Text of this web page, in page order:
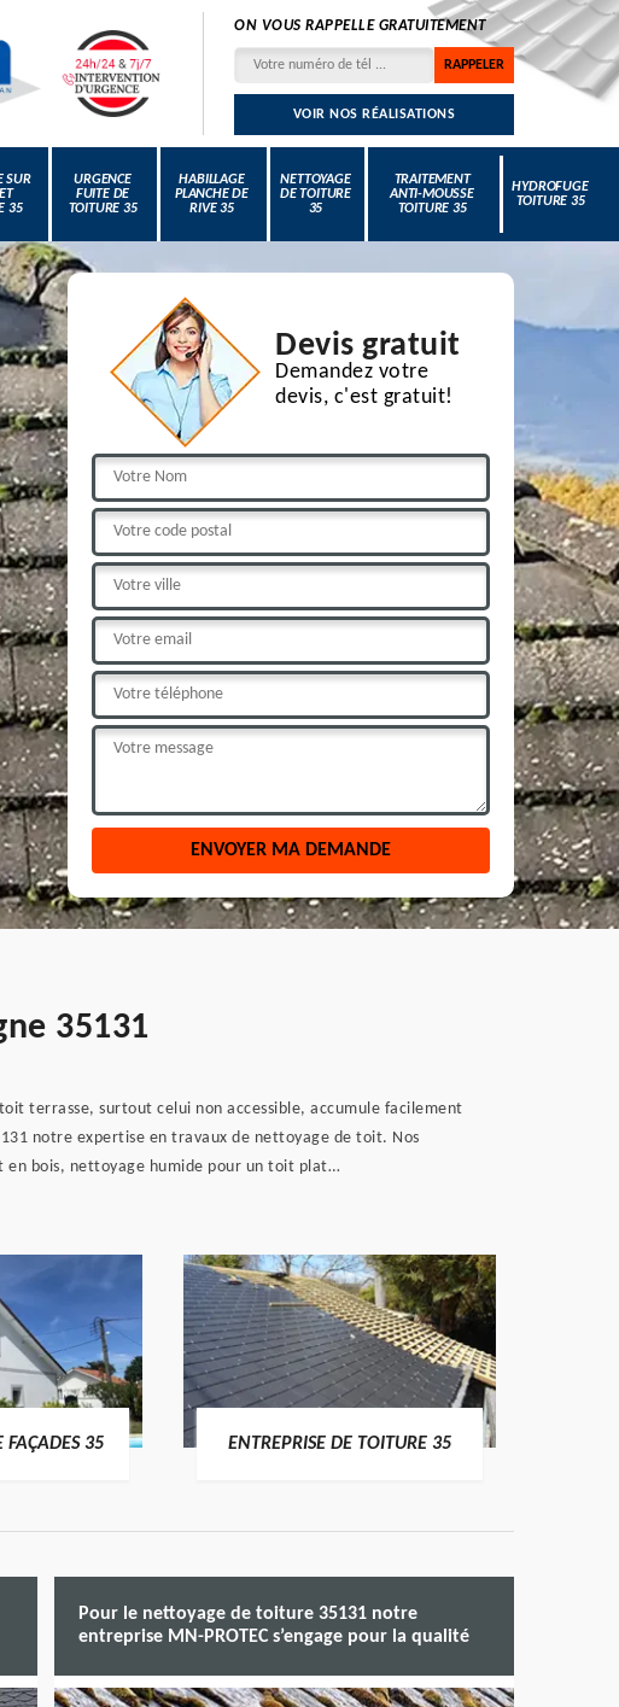
ON VOUS RAPPELLE GRATUITEMENT
VOIR NOS RÉALISATIONS
SUR
35
URGENCE
FUITE DE
TOITURE 35
HABILLAGE
PLANCHE DE
RIVE 35
NETTOYAGE
DE TOITURE
35
TRAITEMENT
ANTI-MOUSSE
TOITURE 35
HYDROFUGE
TOITURE 35
Devis gratuit
Demandez votre
devis, c'est gratuit!
35131
terrasse, surtout celui non accessible, accumule facilement
notre expertise en travaux de nettoyage de toit. Nos
en bois, nettoyage humide pour un toit plat…
FAÇADES 35 ENTREPRISE DE TOITURE 35
Pour le nettoyage de toiture 35131 notre
entreprise MN-PROTEC s’engage pour la qualité